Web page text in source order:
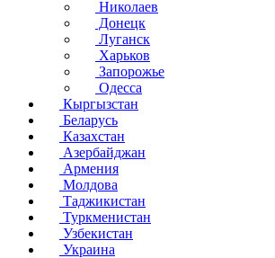
Николаев
Донецк
Луганск
Харьков
Запорожье
Одесса
Кыргызстан
Беларусь
Казахстан
Азербайджан
Армения
Молдова
Таджикистан
Туркменистан
Узбекистан
Украина